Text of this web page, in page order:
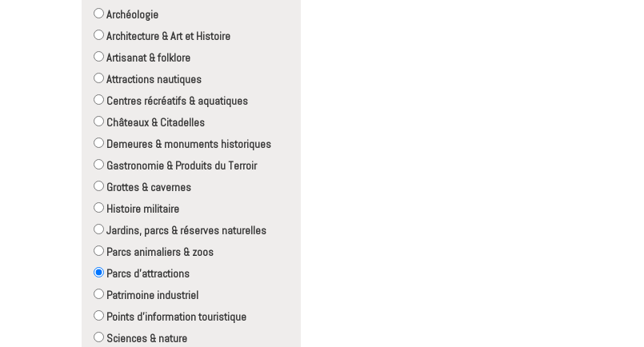
Archéologie
Architecture & Art et Histoire
Artisanat & folklore
Attractions nautiques
Centres récréatifs & aquatiques
Châteaux & Citadelles
Demeures & monuments historiques
Gastronomie & Produits du Terroir
Grottes & cavernes
Histoire militaire
Jardins, parcs & réserves naturelles
Parcs animaliers & zoos
Parcs d'attractions
Patrimoine industriel
Points d'information touristique
Sciences & nature